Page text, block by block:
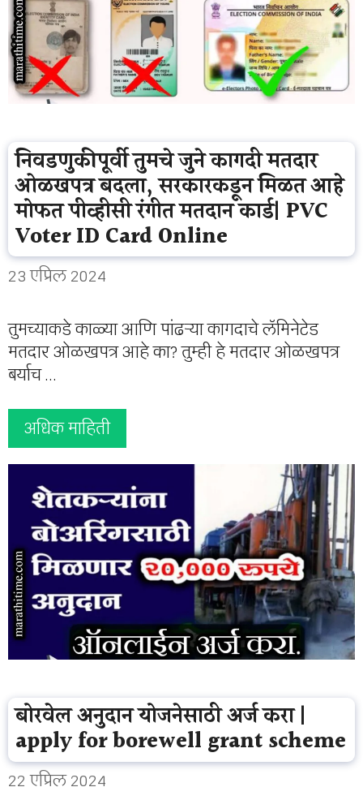
निवडणुकीपूर्वी तुमचे जुने कागदी मतदार
ओळखपत्र बदला, सरकारकडून मिळत आहे
मोफत पीव्हीसी रंगीत मतदान कार्ड| PVC
Voter ID Card Online
23 एप्रिल 2024
तुमच्याकडे काळ्या आणि पांढऱ्या कागदाचे लॅमिनेटेड
मतदार ओळखपत्र आहे का? तुम्ही हे मतदार ओळखपत्र
बर्याच …
अधिक माहिती
बोरवेल अनुदान योजनेसाठी अर्ज करा |
apply for borewell grant scheme
22 एप्रिल 2024